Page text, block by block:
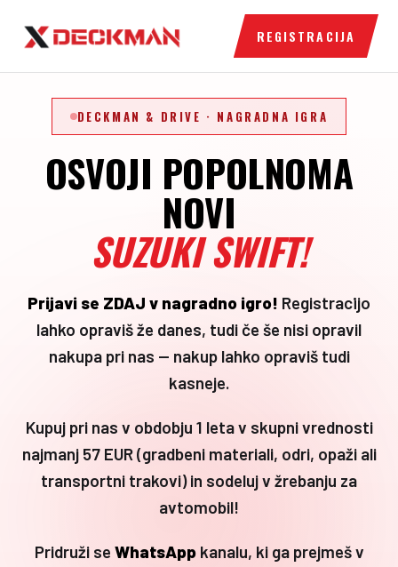
REGISTRACIJA
DECKMAN & DRIVE · NAGRADNA IGRA
OSVOJI POPOLNOMA
NOVI
SUZUKI SWIFT!
Prijavi se ZDAJ v nagradno igro! Registracijo
lahko opraviš že danes, tudi če še nisi opravil
nakupa pri nas — nakup lahko opraviš tudi
kasneje.
Kupuj pri nas v obdobju 1 leta v skupni vrednosti
najmanj 57 EUR (gradbeni materiali, odri, opaži ali
transportni trakovi) in sodeluj v žrebanju za
avtomobil!
Pridruži se WhatsAppkanalu, ki ga prejmeš v